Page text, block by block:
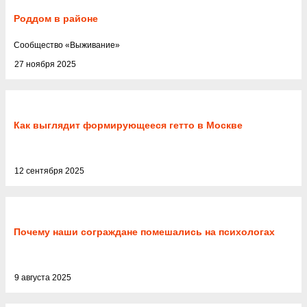
Роддом в районе
27 ноября 2025
Cообщество « Выживание»
Как выглядит формирующееся гетто в Москве
12 сентября 2025
Почему наши сограждане помешались на психологах
9 августа 2025